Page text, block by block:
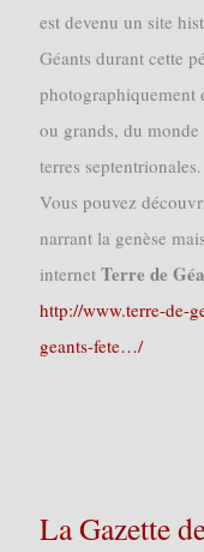
est devenu un site
Géants durant cette
photographiquement
ou grands, du monde
terres septentrionales.
Vous pouvez
narrant la genèse
internet Terre de
http://www.terre-de-
geants-fete…/
La Gazette